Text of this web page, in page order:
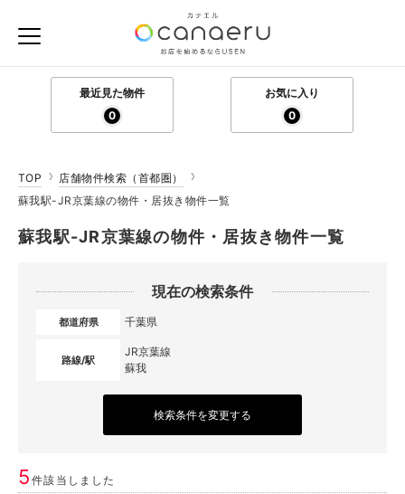
最近見た物件
0
お気に入り
0
TOP
店舗物件検索（首都圏）
蘇我駅-JR京葉線の物件・居抜き物件一覧
蘇我駅-JR京葉線の物件・居抜き物件一覧
現在の検索条件
都道府県 千葉県
路線/駅
JR京葉線
蘇我
検索条件を変更する
5件該当しました